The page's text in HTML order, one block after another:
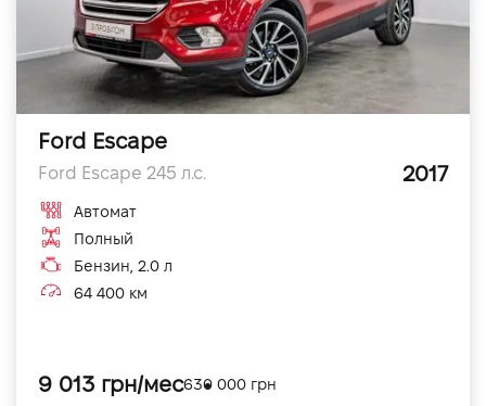
Ford Escape
Ford Escape 245 л.с. 2017
Автомат
Полный
Бензин, 2.0 л
64 400 км
9 013 грн/мес630 000 грн